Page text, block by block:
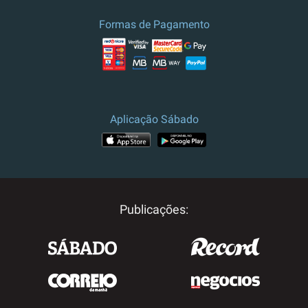
Formas de Pagamento
Aplicação Sábado
Publicações: